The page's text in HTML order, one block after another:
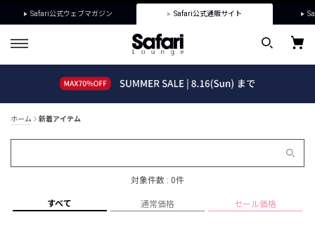
Safari公式ウェブマガジン Safari公式通販サイト
ホーム 新着アイテム
対象件数 : 0件
すべて 通常価格 セール価格